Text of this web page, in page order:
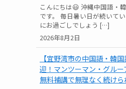
2026年8月2日
こんにちは😃 沖縄中国語・
です。 毎日暑い日が続いて
にお過ごしでしょう […]
【宜野湾市の中国語・韓
迎！マンツーマン・グルー
無料補講で無理なく続け